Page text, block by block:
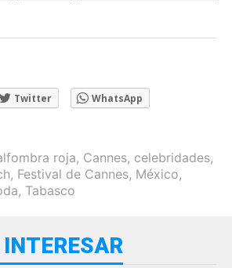
Twitter WhatsApp
roja, Cannes, celebridades,
, Festival de Cannes, México,
, Tabasco